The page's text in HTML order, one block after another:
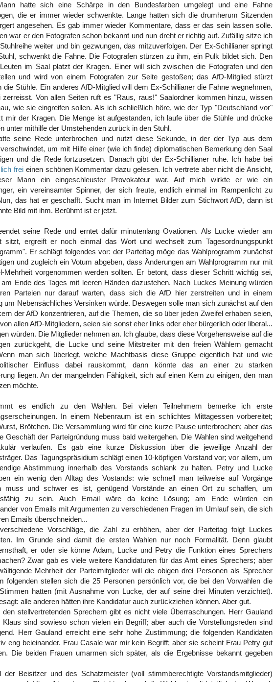
hatte sich eine Schärpe in den Bundesfarben umgelegt und eine Fahne
die er immer wieder schwenkte. Lange hatten sich die drumherum Sitzenden
angesehen. Es gab immer wieder Kommentare, dass er das sein lassen solle.
war er den Fotografen schon bekannt und nun dreht er richtig auf. Zufällig sitze ich
weiter und bin gezwungen, das mitzuverfolgen. Der Ex-Schillianer springt
schwenkt die Fahne. Die Fotografen stürzen zu ihm, ein Pulk bildet sich. Den
im Saal platzt der Kragen. Einer will sich zwischen die Fotografen und den
und wird von einem Fotografen zur Seite gestoßen; das AfD-Mitglied stürzt
die Stühle. Ein anderes AfD-Mitglied will dem Ex-Schillianer die Fahne wegnehmen,
zerreisst. Von allen Seiten ruft es "Raus, raus!" Saalordner kommen hinzu, wissen
wie sie eingreifen sollen. Als ich schließlich höre, wie der Typ "Deutschland vor"
mir der Kragen. Die Menge ist aufgestanden, ich laufe über die Stühle und drücke
unter mithilfe der Umstehenden zurück in den Stuhl.
seine Rede unterbrochen und nutzt diese Sekunde, in der der Typ aus dem
um mit Hilfe einer (wie ich finde) diplomatischen Bemerkung den Saal
und die Rede fortzusetzen. Danach gibt der Ex-Schillianer ruhe. Ich habe bei
freieinen schönen Kommentar dazu gelesen. Ich vertrete aber nicht die Ansicht,
Mann ein eingeschleuster Provokateur war. Auf mich wirkte er wie ein
ein vereinsamter Spinner, der sich freute, endlich einmal im Rampenlicht zu
das hat er geschafft. Sucht man im Internet Bilder zum Stichwort AfD, dann ist
Bild mit ihm. Berühmt ist er jetzt.
seine Rede und erntet dafür minutenlang Ovationen. Als Lucke wieder am
sitzt, ergreift er noch einmal das Wort und wechselt zum Tagesordnungspunkt
Er schlägt folgendes vor: der Parteitag möge das Wahlprogramm zunächst
und zugleich ein Votum abgeben, dass Änderungen am Wahlprogramm nur mit
Mehrheit vorgenommen werden sollten. Er betont, dass dieser Schritt wichtig sei,
Ende des Tages mit leeren Händen dazustehen. Nach Luckes Meinung würden
Parteien nur darauf warten, dass sich die AfD hier zerstreiten und in einem
um Nebensächliches Versinken würde. Deswegen solle man sich zunächst auf den
der AfD konzentrieren, auf die Themen, die so über jeden Zweifel erhaben seien,
allen AfD-Mitgliedern, seien sie sonst eher links oder eher bürgerlich oder liberal...
würden. Die Mitglieder nehmen an. Ich glaube, dass diese Vorgehensweise auf die
zurückgeht, die Lucke und seine Mitstreiter mit den freien Wählern gemacht
man sich überlegt, welche Machtbasis diese Gruppe eigentlich hat und wie
Einfluss dabei rauskommt, dann könnte das an einer zu starken
liegen. An der mangelnden Fähigkeit, sich auf einen Kern zu einigen, den man
möchte.
es endlich zu den Wahlen. Bei vielen Teilnehmern bemerke ich erste
In einem Nebenraum ist ein schlichtes Mittagessen vorbereitet;
Brötchen. Die Versammlung wird für eine kurze Pause unterbrochen; aber das
Geschäft der Parteigründung muss bald weitergehen. Die Wahlen sind weitgehend
verlaufen. Es gab eine kurze Diskussion über die jeweilige Anzahl der
Das Tagungspräsidium schlägt einen 10-köpfigen Vorstand vor; vor allem, um
Abstimmung innerhalb des Vorstands schlank zu halten. Petry und Lucke
ein wenig den Alltag des Vostands: wie schnell man teilweise auf Vorgänge
muss und schwer es ist, genügend Vorstände an einen Ort zu schaffen, um
zu sein. Auch Email wäre da keine Lösung; am Ende würden ein
von Emails mit Argumenten zu verschiedenen Fragen im Umlauf sein, die sich
Emails überschneiden...
Vorschläge, die Zahl zu erhöhen, aber der Parteitag folgt Luckes
Im Grunde sind damit die ersten Wahlen nur noch Formalität. Denn glaubt
er oder sie könne Adam, Lucke und Petry die Funktion eines Sprechers
Zwar gab es viele weitere Kandidaturen für das Amt eines Sprechers; aber
Mehrheit der Parteimitglieder will die obigen drei Personen als Sprecher
folgenden stellen sich die 25 Personen persönlich vor, die bei den Vorwahlen die
hatten (mit Ausnahme von Lucke, der auf seine drei Minuten verzichtet).
alle anderen hätten ihre Kandidatur auch zurückziehen können. Aber gut.
den stellvertretenden Sprechern gibt es nicht viele Überraschungen. Herr Gauland
Klaus sind sowieso schon vielen ein Begriff; aber auch die Vorstellungsreden sind
Herr Gauland erreicht eine sehr hohe Zustimmung; die folgenden Kandidaten
eng beieinander. Frau Casale war mir kein Begriff; aber sie scheint Frau Petry gut
Die beiden Frauen umarmen sich später, als die Ergebnisse bekannt gegeben
der Beisitzer und des Schatzmeister (voll stimmberechtigte Vorstandsmitglieder)